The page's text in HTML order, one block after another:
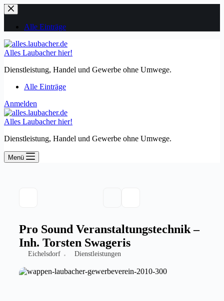
Zum
Inhalt
springenAlle Einträge
Alles Laubacher hier!
Dienstleistung, Handel und Gewerbe ohne Umwege.
Alle Einträge
Anmelden
Alles Laubacher hier!
Dienstleistung, Handel und Gewerbe ohne Umwege.
Menü
Pro Sound Veranstaltungstechnik –
Inh. Torsten Swageris
Eichelsdorf Dienstleistungen